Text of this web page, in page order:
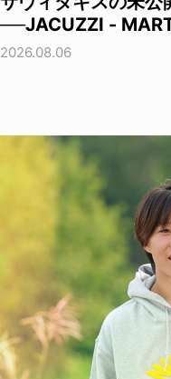
──JACUZZI -
2026.08.06